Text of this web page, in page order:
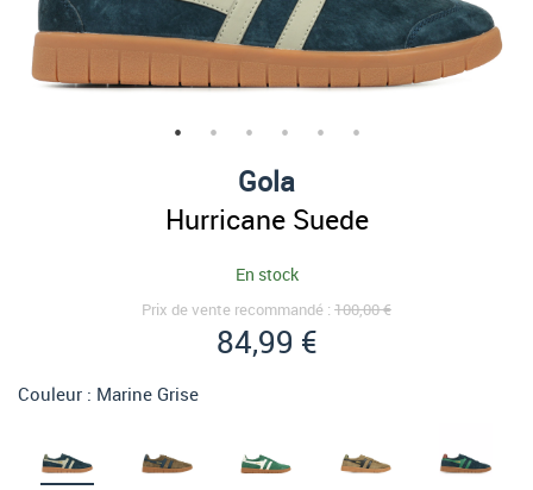
Gola
Hurricane Suede
En stock
Prix de vente recommandé : 100,00 €
84,99 €
Couleur : Marine Grise